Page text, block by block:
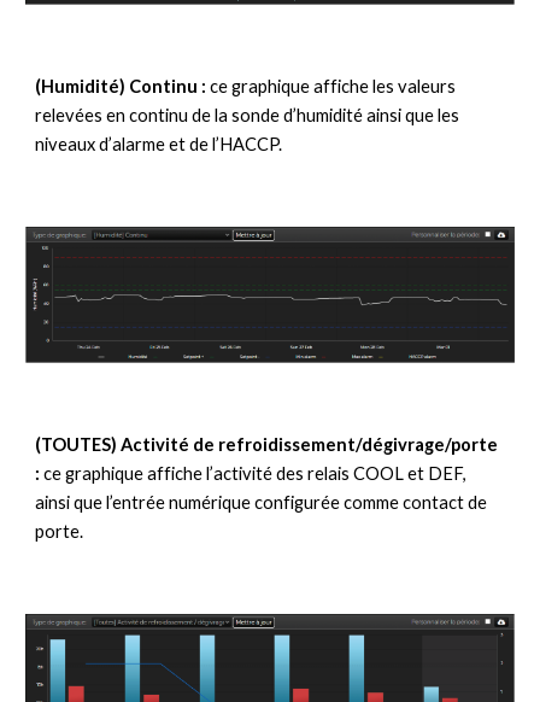
(Humidité) Continu : ce graphique affiche les valeurs
relevées en continu de la sonde d’humidité ainsi que les
niveaux d’alarme et de l’HACCP.
(TOUTES) Activité de refroidissement/dégivrage/porte
: ce graphique affiche l’activité des relais COOL et DEF,
ainsi que l’entrée numérique configurée comme contact de
porte.